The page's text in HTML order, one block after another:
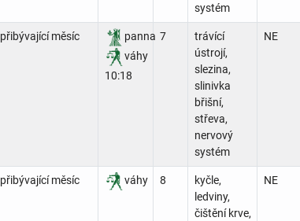
systém
přibývající měsíc
panna
váhy
10:18
7
trávící
ústrojí,
slezina,
slinivka
břišní,
střeva,
nervový
systém
NE
přibývající měsíc váhy 8
kyčle,
ledviny,
čištění krve,
NE